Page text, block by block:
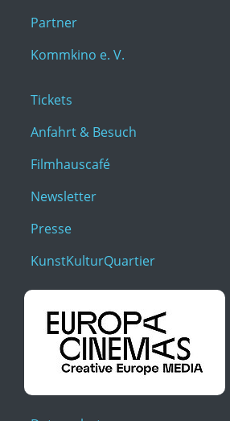
Partner
Kommkino e. V.
Tickets
Anfahrt & Besuch
Filmhauscafé
Newsletter
Presse
KunstKulturQuartier